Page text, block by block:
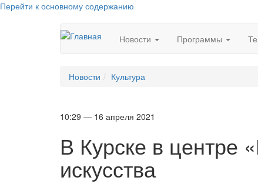
Перейти к основному содержанию
Новости Программы
Новости Культура
10:29 — 16 апреля 2021
В Курске в центре
искусства